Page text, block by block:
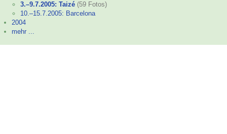
3.–9.7.2005: Taizé (59 Fotos)
10.–15.7.2005: Barcelona
2004
mehr ...